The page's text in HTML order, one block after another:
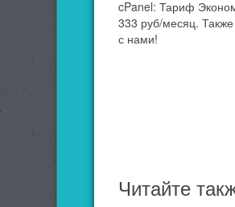
cPanel: Тариф
333 руб/месяц.
с нами!
Читайте